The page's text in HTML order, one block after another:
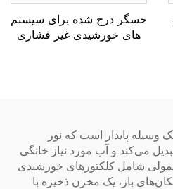
حسگر درج شده برای سیستم
های خورشیدی غیر فشاری
وسیله پایدار است که نور
می‌کند و آب مورد نیاز خانگی
شامل کلکتورهای خورشیدی
باز، یک مخزن ذخیره با